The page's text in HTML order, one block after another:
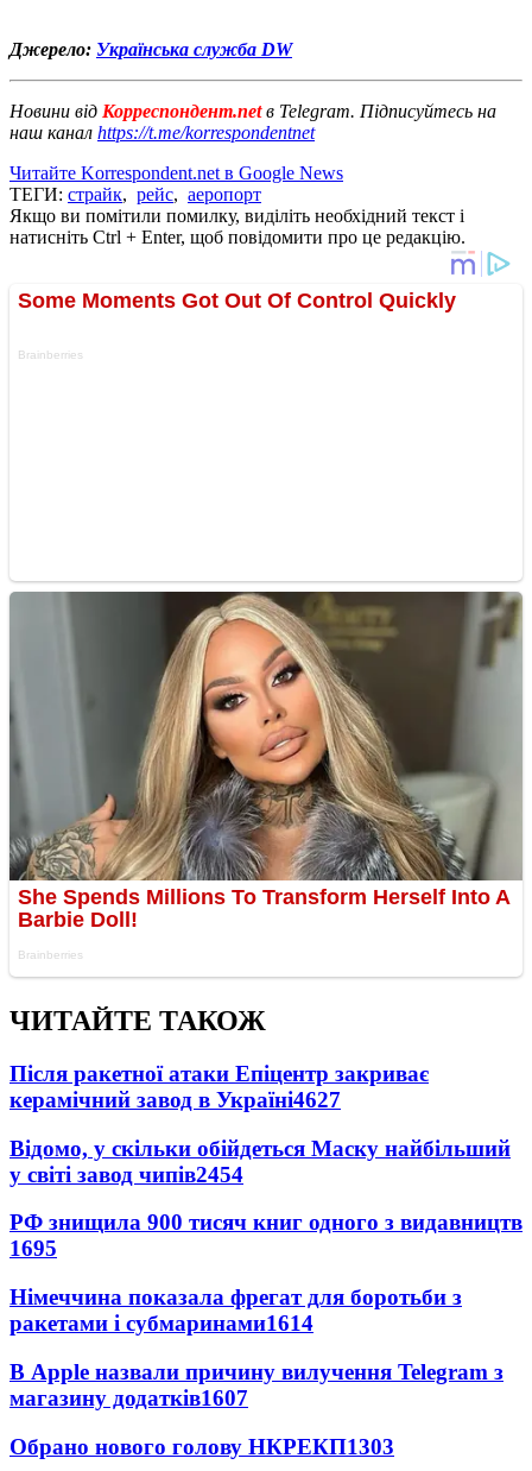
Джерело: Українська служба DW
Новини від Корреспондент.netв Telegram. Підписуйтесь на
наш канал https://t.me/korrespondentnet
Читайте Korrespondent.net в Google News
ТЕГИ: страйк, рейс, аеропорт
Якщо ви помітили помилку, виділіть необхідний текст і
натисніть Ctrl + Enter, щоб повідомити про це редакцію.
ЧИТАЙТЕ ТАКОЖ
Після ракетної атаки Епіцентр закриває
керамічний завод в Україні4627
Відомо, у скільки обійдеться Маску найбільший
у світі завод чипів2454
РФ знищила 900 тисяч книг одного з видавництв
1695
Німеччина показала фрегат для боротьби з
ракетами і субмаринами1614
В Apple назвали причину вилучення Telegram з
магазину додатків1607
Обрано нового голову НКРЕКП1303